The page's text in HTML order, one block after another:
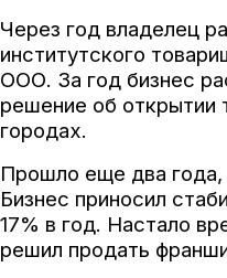
Через год владелец
институтского
ООО. За год бизнес
решение об открытии
городах.
Прошло еще два
Бизнес приносил
17% в год. Настало
решил продать